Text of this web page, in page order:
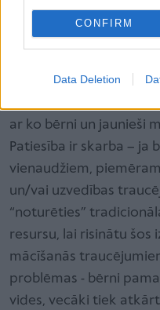
CONFIRM
Data Deletion
No nelieliem
Ikdienas darbā nākas
ar ko bērni un jaunieši
Patiesība ir skarba – ja
vienaudžiem,
un/vai uzvedības
“noturēties”
resursu, lai risinātu šos
mācīšanās
problēmas - bērni
vides, vecāki tiek